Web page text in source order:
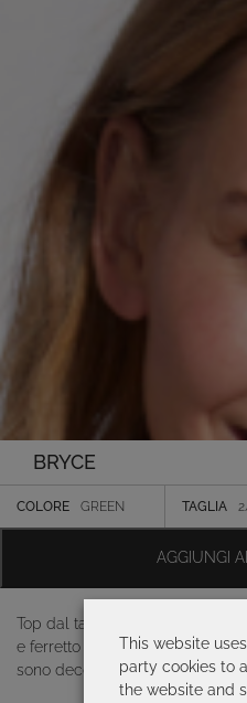
BRYCE
Colore
COLORE GREEN TAGLIA
Top dal taglio classico con
e ferretto per un maggiore
sono decorate
AGGIUNGI
This website
party cookies to
the website and